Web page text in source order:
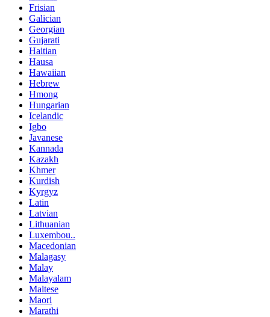
Frisian
Galician
Georgian
Gujarati
Haitian
Hausa
Hawaiian
Hebrew
Hmong
Hungarian
Icelandic
Igbo
Javanese
Kannada
Kazakh
Khmer
Kurdish
Kyrgyz
Latin
Latvian
Lithuanian
Luxembou..
Macedonian
Malagasy
Malay
Malayalam
Maltese
Maori
Marathi